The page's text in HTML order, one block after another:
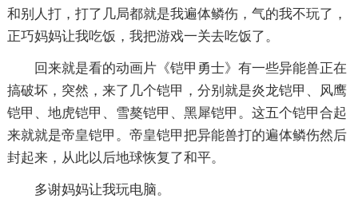
和别人打，打了几局都就是我遍体鳞伤，气的我不玩了，
正巧妈妈让我吃饭，我把游戏一关去吃饭了。
回来就是看的动画片《铠甲勇士》有一些异能兽正在
搞破坏，突然，来了几个铠甲，分别就是炎龙铠甲、风鹰
铠甲、地虎铠甲、雪獒铠甲、黑犀铠甲。这五个铠甲合起
来就就是帝皇铠甲。帝皇铠甲把异能兽打的遍体鳞伤然后
封起来，从此以后地球恢复了和平。
多谢妈妈让我玩电脑。